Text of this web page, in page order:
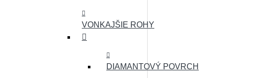
VONKAJŠIE ROHY
DIAMANTOVÝ POVRCH